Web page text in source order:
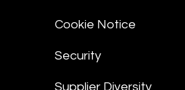
Cookie Notice
Security
Supplier Diversity